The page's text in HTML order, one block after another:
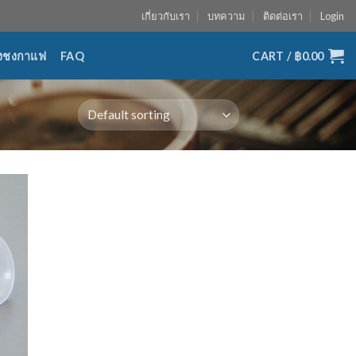
เกี่ยวกับเรา บทความ ติดต่อเรา Login
ชงกาแฟ FAQ CART / ฿0.00